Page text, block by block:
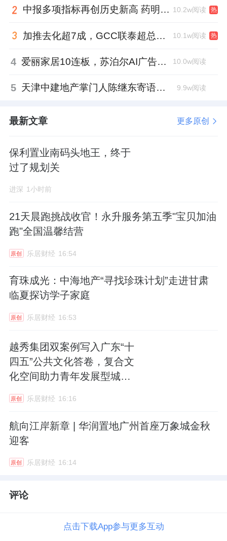
中报多项指标再创历史新高 药明康德将高质量发展成果“分发”到位 10.2w阅读 热
加推去化超7成，GCC联泰超总湾再次引爆深圳顶豪市场认购热潮 10.1w阅读 热
4 爱丽家居10连板，苏泊尔AI广告翻车，居然之家首单REITs获批丨家居周记 10.0w阅读
5 天津中建地产掌门人陈继东寄语青年“跳出舒适区”，曾任银行信贷经理 9.9w阅读
最新文章 更多原创
保利置业南码头地王，终于
过了规划关
进深 1小时前
21天晨跑挑战收官！永升服务第五季"宝贝加油
跑"全国温馨结营
原创 乐居财经 16:54
育珠成光：中海地产“寻找珍珠计划”走进甘肃
临夏探访学子家庭
原创 乐居财经 16:53
越秀集团双案例写入广东“十
四五”公共文化答卷，复合文
化空间助力青年发展型城市
原创 乐居财经 16:16
航向江岸新章 | 华润置地广州首座万象城金秋
迎客
原创 乐居财经 16:14
评论
点击下载App参与更多互动